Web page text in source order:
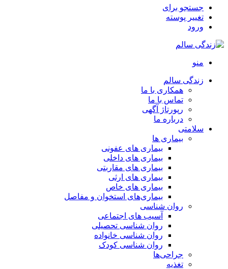
جستجو برای
تغییر پوسته
ورود
منو
زندگی سالم
همکاری با ما
تماس با ما
رپورتاژ آگهی
درباره ما
سلامتی
بیماری ها
بیماری های عفونی
بیماری های داخلی
بیماری های مقاربتی
بیماری های ارثی
بیماری های خاص
بیماری‌های استخوان و مفاصل
روان شناسی
آسیب های اجتماعی
روان شناسی تحصیلی
روان شناسی خانواده
روان شناسی کودک
جراحی‌ها
تغذیه